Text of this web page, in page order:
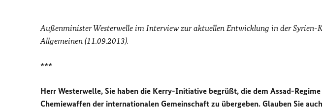
Außenminister Westerwelle im Interview zur aktuellen Entwicklung in der Syrien-
Allgemeinen (11.09.2013).
***
Herr Westerwelle, Sie haben die Kerry-Initiative begrüßt, die dem Assad-
Chemiewaffen der internationalen Gemeinschaft zu übergeben. Glauben Sie